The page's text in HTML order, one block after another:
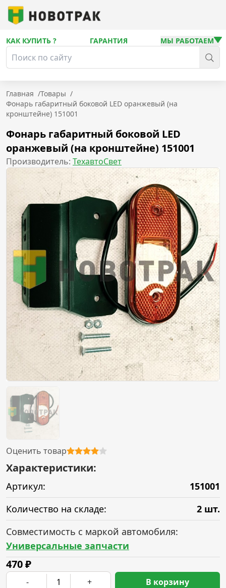
КАК КУПИТЬ ? ГАРАНТИЯ МЫ РАБОТАЕМ
Главная /Товары /
Фонарь габаритный боковой LED оранжевый (на
кронштейне) 151001
Фонарь габаритный боковой LED
оранжевый (на кронштейне) 151001
Производитель: ТехавтоСвет
Оценить товар
Характеристики:
Артикул:
151001
Количество на складе:
2 шт.
Совместимость с маркой автомобиля:
Универсальные запчасти
470₽
- + В корзину